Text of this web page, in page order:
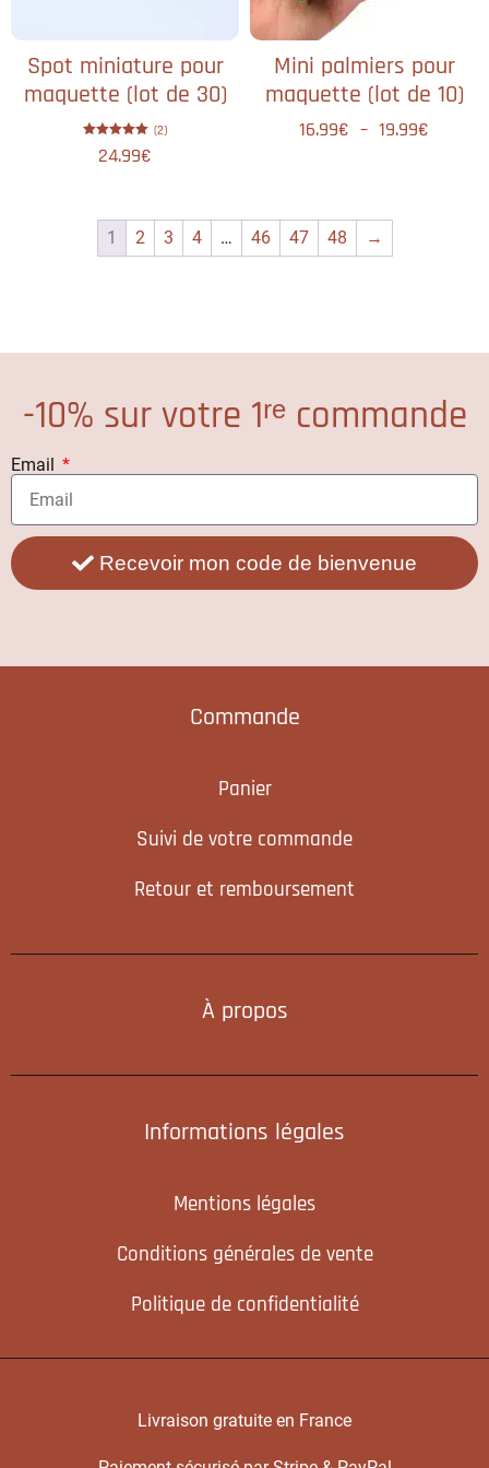
Spot miniature pour
maquette (lot de 30)
5.00
(2)
24.99€
Mini palmiers pour
maquette (lot de 10)
16.99€ – 19.99€
1 2 3 4 … 46 47 48 →
-10% sur votre 1ʳᵉ commande
Email
Recevoir mon code de bienvenue
Commande
Panier
Suivi de votre commande
Retour et remboursement
À propos
Informations légales
Mentions légales
Conditions générales de vente
Politique de confidentialité
Livraison gratuite en France